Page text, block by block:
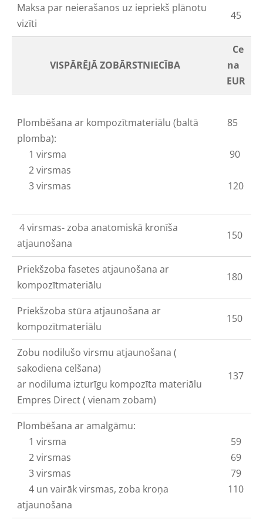
Maksa par neierašanos uz iepriekš plānotu
vizīti
45
VISPĀRĒJĀ ZOBĀRSTNIECĪBA
Ce
na
EUR
Plombēšana ar kompozītmateriālu (baltā
plomba):
1 virsma
2 virsmas
3 virsmas
85
90
120
4 virsmas- zoba anatomiskā kronīša
atjaunošana
150
Priekšzoba fasetes atjaunošana ar
kompozītmateriālu
180
Priekšzoba stūra atjaunošana ar
kompozītmateriālu
150
Zobu nodilušo virsmu atjaunošana (
sakodiena celšana)
ar nodiluma izturīgu kompozīta materiālu
Empres Direct ( vienam zobam)
137
Plombēšana ar amalgāmu:
1 virsma
2 virsmas
3 virsmas
4 un vairāk virsmas, zoba kroņa
atjaunošana
59
69
79
110